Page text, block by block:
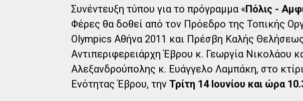
Συνέντευξη τύπου για το πρόγραμμα «Πόλις -
Φέρες θα δοθεί από τον Πρόεδρο της Τοπικής
Olympics Αθήνα 2011 και Πρέσβη Καλής
Αντιπεριφερειάρχη Έβρου κ. Γεωργία Νικολάου
Αλεξανδρούπολης κ. Ευάγγελο Λαμπάκη, στο
Ενότητας Έβρου, την Τρίτη 14 Ιουνίου και ώρα